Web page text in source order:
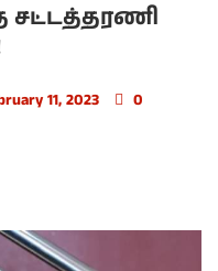
சட்டத்தரணி
11, 2023
0